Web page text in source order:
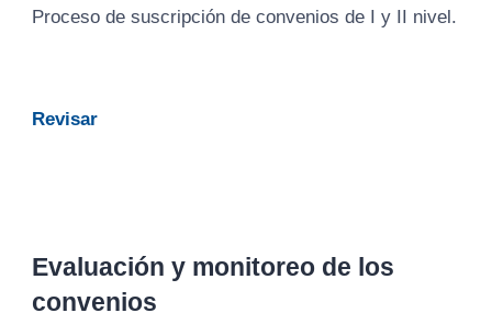
Proceso de suscripción de convenios de I y II nivel.
Revisar
Evaluación y monitoreo de los
convenios